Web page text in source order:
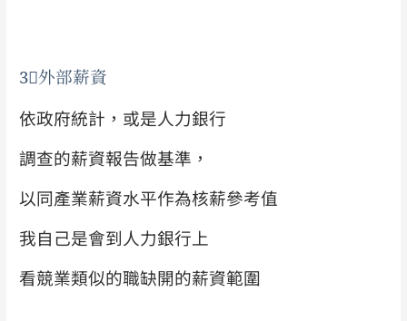
3⃣外部薪資
依政府統計，或是人力銀行
調查的薪資報告做基準，
以同產業薪資水平作為核薪參考值
我自己是會到人力銀行上
看競業類似的職缺開的薪資範圍